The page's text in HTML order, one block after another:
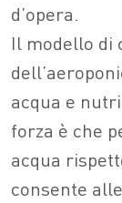
d’opera.
Il modello di
acqua e
forza è che
acqua
consente